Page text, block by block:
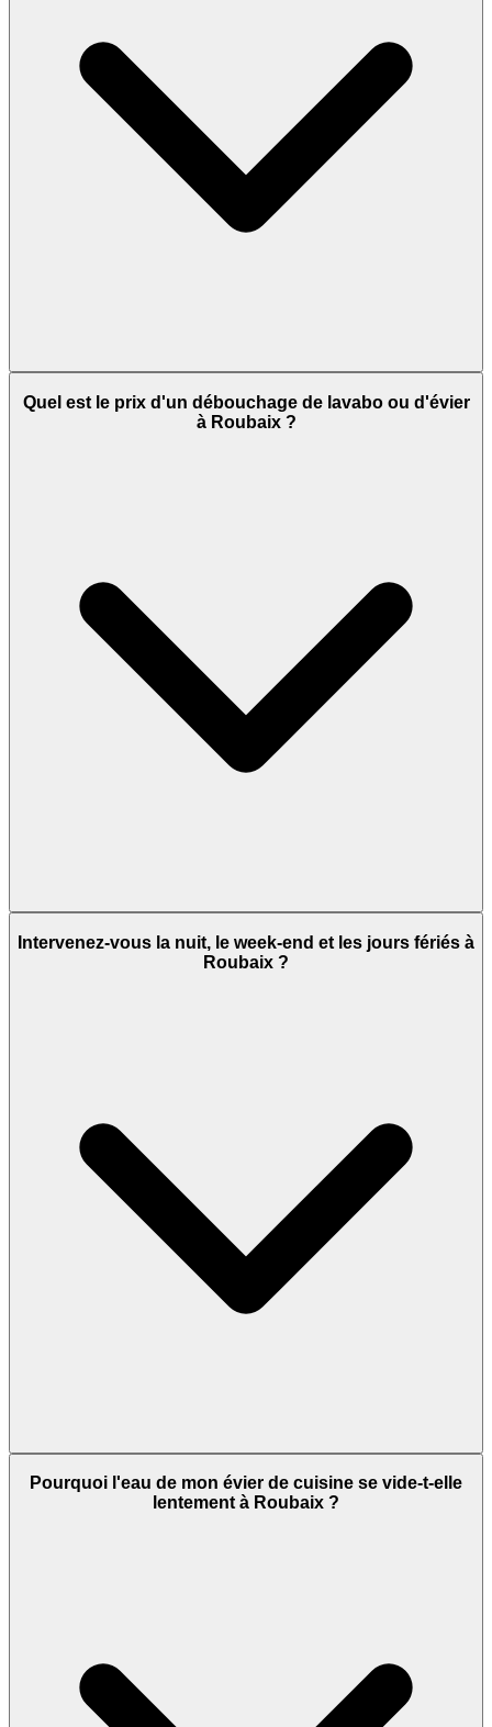
Quel est le prix d'un débouchage de lavabo ou d'évier
à Roubaix ?
Intervenez-vous la nuit, le week-end et les jours fériés à
Roubaix ?
Pourquoi l'eau de mon évier de cuisine se vide-t-elle
lentement à Roubaix ?